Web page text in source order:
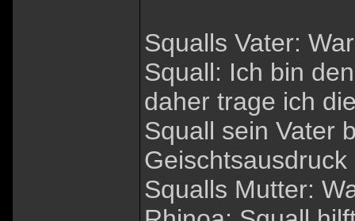
Squalls Vater:
Squall: Ich bin
daher trage ich
Squall sein Vater
Squalls Mutter: